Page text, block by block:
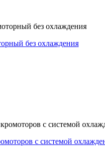
без охлаждения
с системой